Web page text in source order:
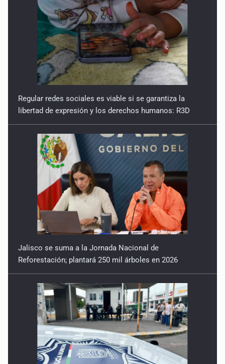
Regular redes sociales es viable si se garantiza la
libertad de expresión y los derechos humanos: R3D
Jalisco se suma a la Jornada Nacional de
Reforestación; plantará 250 mil árboles en 2026